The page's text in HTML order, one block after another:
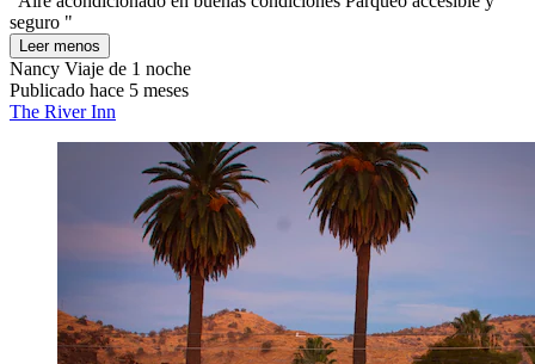
seguro "
Leer menos
Nancy Viaje de 1 noche
Publicado hace 5 meses
The River Inn